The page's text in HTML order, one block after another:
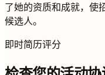
了她的资质和成就，使
候选人。
即时简历评分